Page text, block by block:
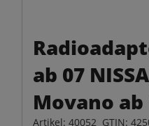
ab 07
Movano ab
Artikel: 40052 GTIN: